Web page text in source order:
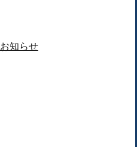
お知らせ